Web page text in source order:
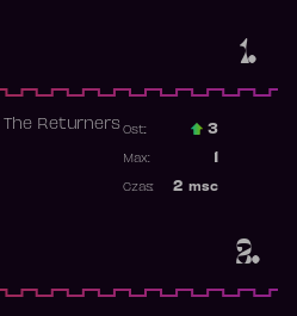
1.
2.
The Returners Ost.: 3
Max:
2 msc
Czas: